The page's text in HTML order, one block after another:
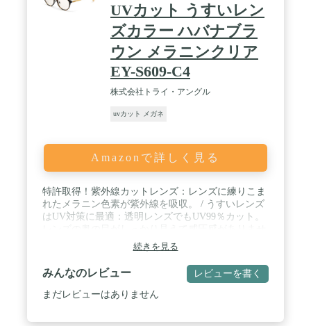
UVカット うすいレン
ズカラー ハバナブラ
ウン メラニンクリア
EY-S609-C4
株式会社トライ・アングル
uvカット メガネ
Amazonで詳しく見る
特許取得！紫外線カットレンズ：レンズに練りこま
れたメラニン色素が紫外線を吸収。 / うすいレンズ
はUV対策に最適：透明レンズでもUV99％カット。
ん。 / ブルーライトカットで見る物がくっきり：散
乱しやすいブルーライトをカットすることで視界が
より鮮明に。 / 肌触りのやさしい天然素材アセテー
ト製フレーム。レンズシェイプはお洒落なボストン
タイプ
続きを見る
みんなのレビュー レビューを書く
まだレビューはありません